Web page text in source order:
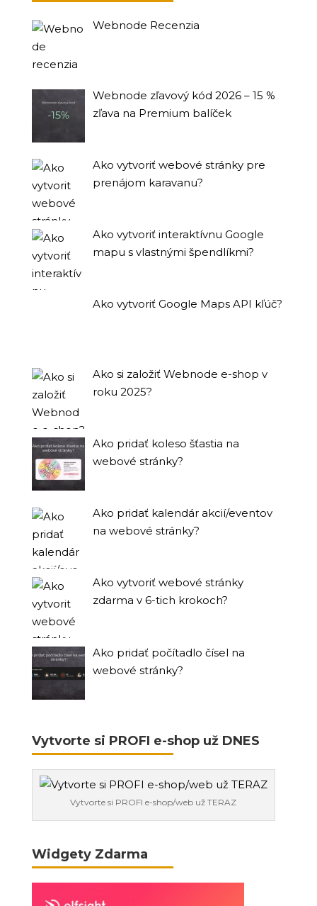
Webnode Recenzia
Webnode zľavový kód 2026 – 15 %
zľava na Premium balíček
Ako vytvoriť webové stránky pre
prenájom karavanu?
Ako vytvoriť interaktívnu Google
mapu s vlastnými špendlíkmi?
Ako vytvoriť Google Maps API kľúč?
Ako si založiť Webnode e-shop v
roku 2025?
Ako pridať koleso šťastia na
webové stránky?
Ako pridať kalendár akcií/eventov
na webové stránky?
Ako vytvoriť webové stránky
zdarma v 6-tich krokoch?
Ako pridať počítadlo čísel na
webové stránky?
Vytvorte si PROFI e-shop už DNES
Vytvorte si PROFI e-shop/web už TERAZ
Widgety Zdarma